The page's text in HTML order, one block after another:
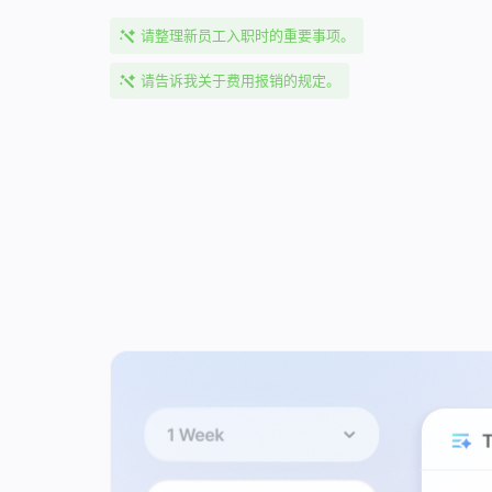
请整理新员工入职时的重要事项。
请告诉我关于费用报销的规定。